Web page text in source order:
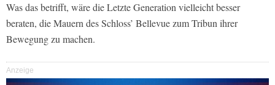
Was das betrifft, wäre die Letzte Generation vielleicht besser
beraten, die Mauern des Schloss’ Bellevue zum Tribun ihrer
Bewegung zu machen.
Anzeige